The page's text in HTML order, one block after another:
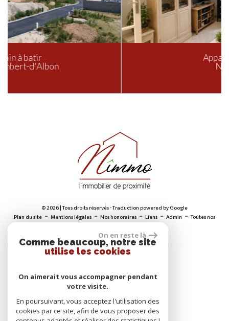
© 2026 | Tous droits réservés - Traduction powered by Google
Plan du site - Mentions légales - Nos honoraires - Liens - Admin -Toutes nos
On en reste là
Comme beaucoup, notre site
utilise les cookies
On aimerait vous accompagner pendant
votre visite.
En poursuivant, vous acceptez l'utilisation des
cookies par ce site, afin de vous proposer des